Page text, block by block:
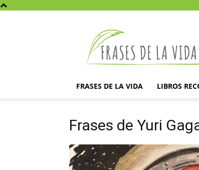
la
vida
FRASES DE LA VIDA LIBROS
Frases de Yuri